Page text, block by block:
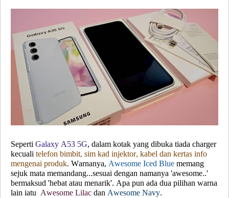
Seperti Galaxy A53 5G, dalam kotak yang dibuka tiada charger
kecuali telefon bimbit, sim kad injektor, kabel dan kertas info
mengenai produk. Warnanya, Awesome Iced Blue memang
sejuk mata memandang...sesuai dengan namanya 'awesome..'
bermaksud 'hebat atau menarik'. Apa pun ada dua pilihan warna
lain iatu Awesome Lilac dan Awesome Navy.